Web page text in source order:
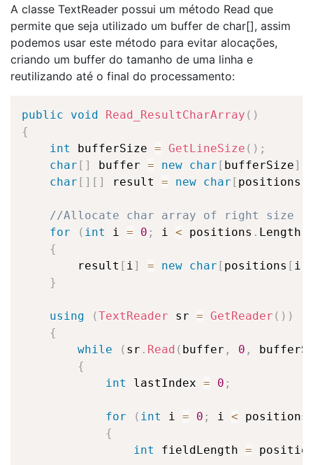
A classe TextReader possui um método Read que
permite que seja utilizado um buffer de char[], assim
podemos usar este método para evitar alocações,
criando um buffer do tamanho de uma linha e
reutilizando até o final do processamento:
public void Read_ResultCharArray ( )
{
int
bufferSize = GetLineSize ( ) ;
char [ ] buffer = new char [ bufferSize]
char [ ] [ ] result = new char [ positions
//Allocate char array of right size
for
( int i = 0 ; i < positions . Length
{
        result
[ i ] = new char [ positions [ i
}
using (TextReader sr = GetReader ( ) )
{
while
( sr . Read ( buffer , 0 ,
{
int
lastIndex = 0 ;
for ( int i = 0 ; i < positions
{
int
fieldLength =